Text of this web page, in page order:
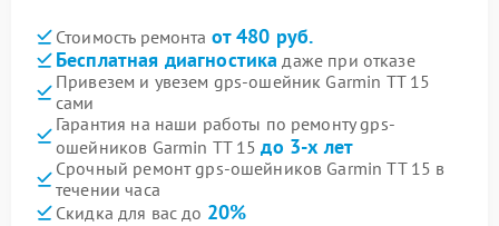
Стоимость ремонта от 480 руб.
Бесплатная диагностика даже при отказе
Привезем и увезем gps-ошейник Garmin TT 15
сами
Гарантия на наши работы по ремонту gps-
ошейников Garmin TT 15до 3-х лет
Срочный ремонт gps-ошейников Garmin TT 15 в
течении часа
Скидка для вас до 20%